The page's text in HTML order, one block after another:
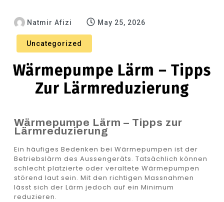
Natmir Afizi May 25, 2026
Uncategorized
Wärmepumpe Lärm – Tipps
Zur Lärmreduzierung
Wärmepumpe Lärm – Tipps zur
Lärmreduzierung
Ein häufiges Bedenken bei Wärmepumpen ist der
Betriebslärm des Aussengeräts. Tatsächlich können
schlecht platzierte oder veraltete Wärmepumpen
störend laut sein. Mit den richtigen Massnahmen
lässt sich der Lärm jedoch auf ein Minimum
reduzieren.